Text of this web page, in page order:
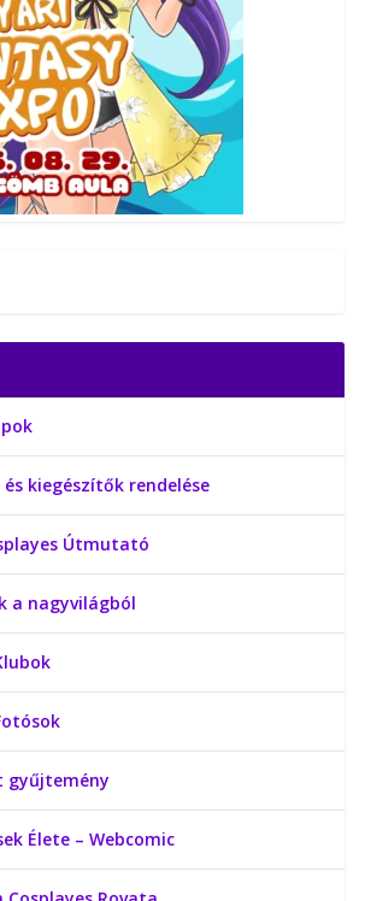
kiegészítők rendelése
Útmutató
a nagyvilágból
gyűjtemény
Élete – Webcomic